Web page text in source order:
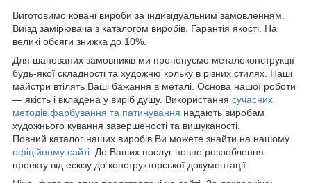
Виготовимо ковані вироби за індивідуальним замовленням.
Виїзд замірювача з каталогом виробів. Гарантія якості. На
великі обсяги знижка до 10%.
Для шанованих замовників ми пропонуємо металоконструкції
будь-якої складності та художню кольку в різних стилях. Наші
майстри втілять Ваші бажання в металі. Основа нашої роботи
— якість і вкладена у виріб душу. Використання сучасних
методів фарбування та патинування надають виробам
художнього кування завершеності та вишуканості.
Повний каталог наших виробів Ви можете знайти на нашому
офіційному сайті. До Ваших послуг повне розроблення
проекту від ескізу до конструкторської документації.